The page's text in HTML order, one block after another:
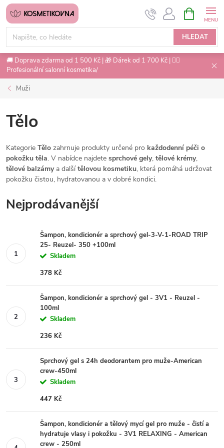
Přejít
obsah
HLEDAT
NÁKUPNÍ
KOŠÍK
🚚 Doprava zdarma od 1 500 Kč | 🎁 Dárek od 1 700 Kč | 💇‍♀️
Profesionální salonní kosmetika/
Muži
Tělo
Kategorie Tělo zahrnuje produkty určené pro každodenní péči o
pokožku těla. V nabídce najdete sprchové gely, tělové krémy,
tělové balzámya dalšítělovou kosmetiku, která pomáhá udržovat
pokožku čistou, hydratovanou a v dobré kondici.
Nejprodávanější
Šampon, kondicionér a sprchový gel-3-V-1-ROAD TRIP
25- Reuzel- 350 +100ml
Skladem
378 Kč
Šampon, kondicionér a sprchový gel - 3V1 - Reuzel -
100ml
Skladem
236 Kč
Sprchový gel s 24h deodorantem pro muže-American
crew-450ml
Skladem
447 Kč
Šampon, kondicionér a tělový mycí gel pro muže - čistí a
hydratuje vlasy i pokožku - 3V1 RELAXING - American
crew - 250ml